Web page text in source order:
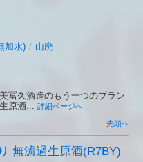
加水) / 山廃
冨久酒造のもう一つのブラン
原酒... 詳細ページへ
先頭へ
無濾過生原酒(R7BY)